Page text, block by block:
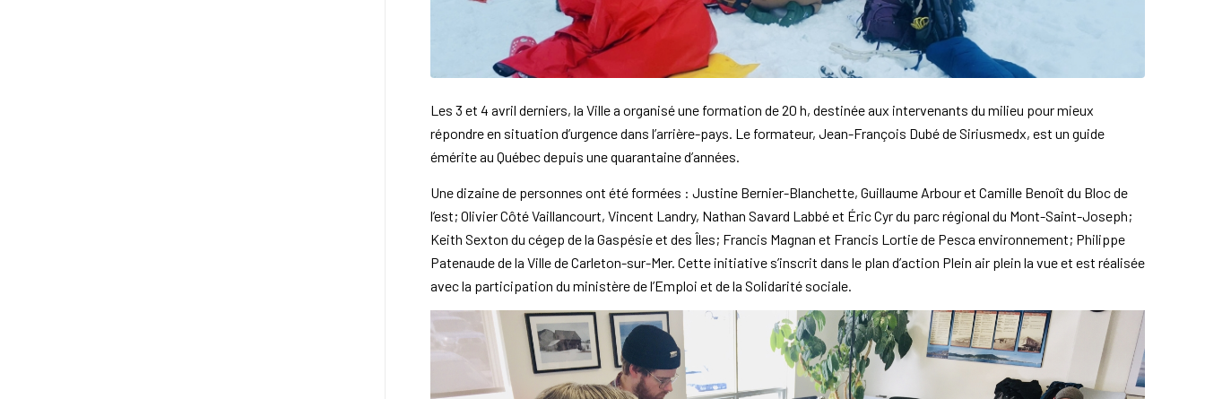
Les 3 et 4 avril derniers, la Ville a organisé une formation de 20 h, destinée aux intervenants du milieu pour mieux
répondre en situation d’urgence dans l’arrière-pays. Le formateur, Jean-François Dubé de Siriusmedx, est un guide
émérite au Québec depuis une quarantaine d’années.
Une dizaine de personnes ont été formées : Justine Bernier-Blanchette, Guillaume Arbour et Camille Benoît du Bloc de
l’est; Olivier Côté Vaillancourt, Vincent Landry, Nathan Savard Labbé et Éric Cyr du parc régional du Mont-Saint-Joseph;
Keith Sexton du cégep de la Gaspésie et des Îles; Francis Magnan et Francis Lortie de Pesca environnement; Philippe
Patenaude de la Ville de Carleton-sur-Mer. Cette initiative s’inscrit dans le plan d’action Plein air plein la vue et est réalisée
avec la participation du ministère de l’Emploi et de la Solidarité sociale.